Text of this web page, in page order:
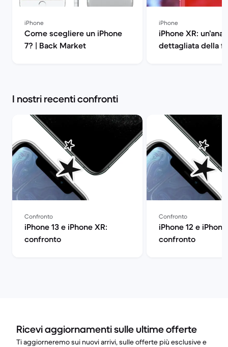
iPhone
Come scegliere un iPhone
7? | Back Market
iPhone
iPhone XR:
dettagliata della
I nostri recenti confronti
Confronto
iPhone 13 e iPhone XR:
confronto
Confronto
iPhone 12 e
confronto
Ricevi aggiornamenti sulle ultime offerte
Ti aggiorneremo sui nuovi arrivi, sulle offerte più esclusive e